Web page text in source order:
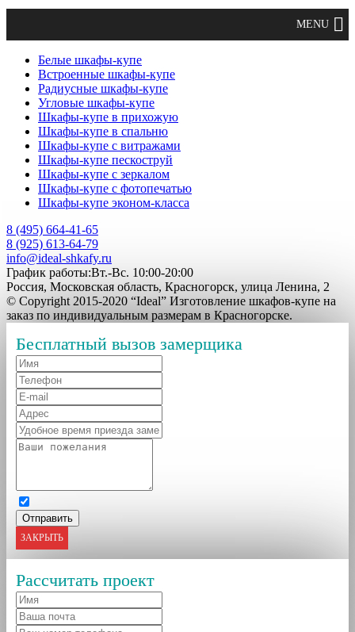
Белые шкафы-купе
Встроенные шкафы-купе
Радиусные шкафы-купе
Угловые шкафы-купе
Шкафы-купе в прихожую
Шкафы-купе в спальню
Шкафы-купе с витражами
Шкафы-купе пескоструй
Шкафы-купе с зеркалом
Шкафы-купе с фотопечатью
Шкафы-купе эконом-класса
8 (495) 664-41-65
8 (925) 613-64-79
info@ideal-shkafy.ru
График работы:Вт.-Вс. 10:00-20:00
Россия, Московская область, Красногорск, улица Ленина, 2
© Copyright 2015-2020 “Ideal” Изготовление шкафов-купе на
заказ по индивидуальным размерам в Красногорске.
Бесплатный вызов замерщика
ЗАКРЫТЬ
Рассчитать проект